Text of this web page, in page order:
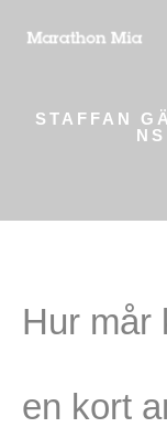
STAFFAN
Hur
en kort